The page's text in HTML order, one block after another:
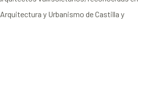
y Urbanismo de Castilla y